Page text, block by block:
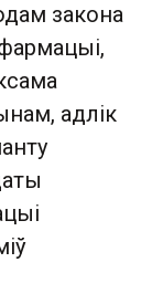
закона
адлік